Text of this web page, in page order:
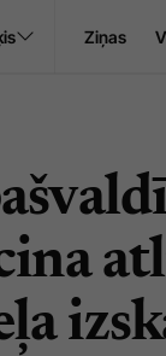
Ziņas